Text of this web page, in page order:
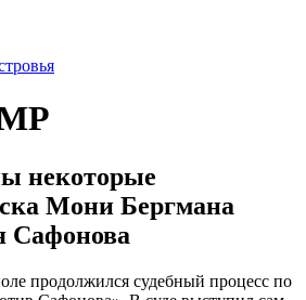
некоторые
Мони Бергмана
Сафонова
продолжился судебный процесс по